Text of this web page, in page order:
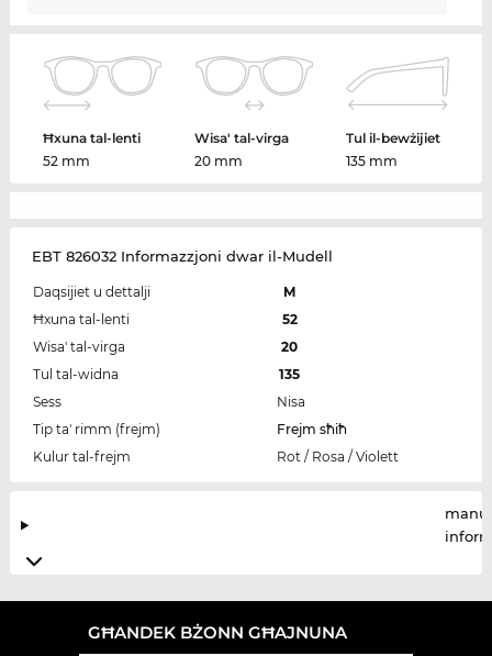
Ħxuna tal-lenti
52 mm
Wisa' tal-virga
20 mm
Tul il-bewżijiet
135 mm
EBT 826032 Informazzjoni dwar il-Mudell
Daqsijiet u dettalji
M
Ħxuna tal-lenti
52
Wisa' tal-virga
20
Tul tal-widna
135
Sess
Nisa
Tip ta' rimm (frejm)
Frejm sħiħ
Kulur tal-frejm
Rot / Rosa / Violett
GĦANDEK BŻONN GĦAJNUNA